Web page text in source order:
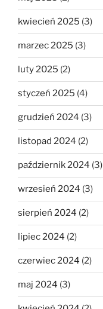
kwiecień 2025 (3)
marzec 2025 (3)
luty 2025 (2)
styczeń 2025 (4)
grudzień 2024 (3)
listopad 2024 (2)
październik 2024 (3)
wrzesień 2024 (3)
sierpień 2024 (2)
lipiec 2024 (2)
czerwiec 2024 (2)
maj 2024 (3)